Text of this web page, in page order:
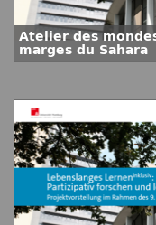
Atelier des
marges du Sahara